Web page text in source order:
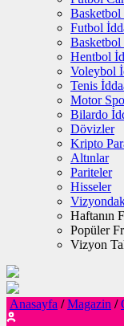
Basketbol
Futbol
Basketbol
Hentbol
Voleybol
Tenis
Motor
Bilardo
Dövizler
Kripto
Altınlar
Pariteler
Hisseler
Haftanın
Popüler
Vizyon
Anasayfa / Magazin /